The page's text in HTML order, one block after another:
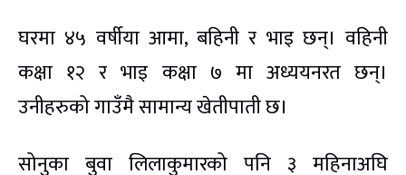
घरमा ४५ वर्षीया आमा, बहिनी र भाइ छन्। वहिनी
कक्षा १२ र भाइ कक्षा ७ मा अध्ययनरत छन्।
उनीहरुको गाउँमै सामान्य खेतीपाती छ।
सोनुका बुवा लिलाकुमारको पनि ३ महिनाअघि